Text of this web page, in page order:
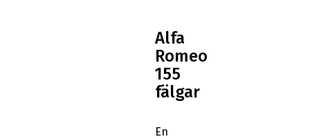
Alfa
Romeo
155
fälgar
En